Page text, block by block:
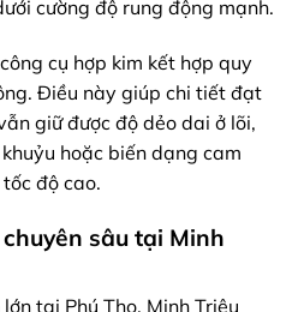
cường độ rung động mạnh.
cụ hợp kim kết hợp quy
Điều này giúp chi tiết đạt
giữ được độ dẻo dai ở lõi,
hoặc biến dạng cam
độ cao.
sâu tại Minh
tại Phú Thọ, Minh Triệu